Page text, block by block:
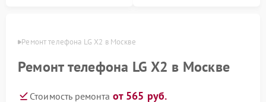
Ремонт телефона LG X2 в Москве
Ремонт телефона LG X2 в Москве
Стоимость ремонта от 565 руб.